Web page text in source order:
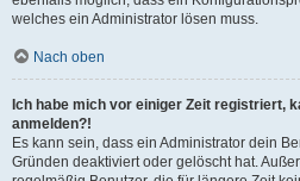
welches ein Administrator lösen muss.
Nach oben
Ich habe mich vor einiger Zeit registriert,
anmelden?!
Es kann sein, dass ein Administrator dein
Gründen deaktiviert oder gelöscht hat.